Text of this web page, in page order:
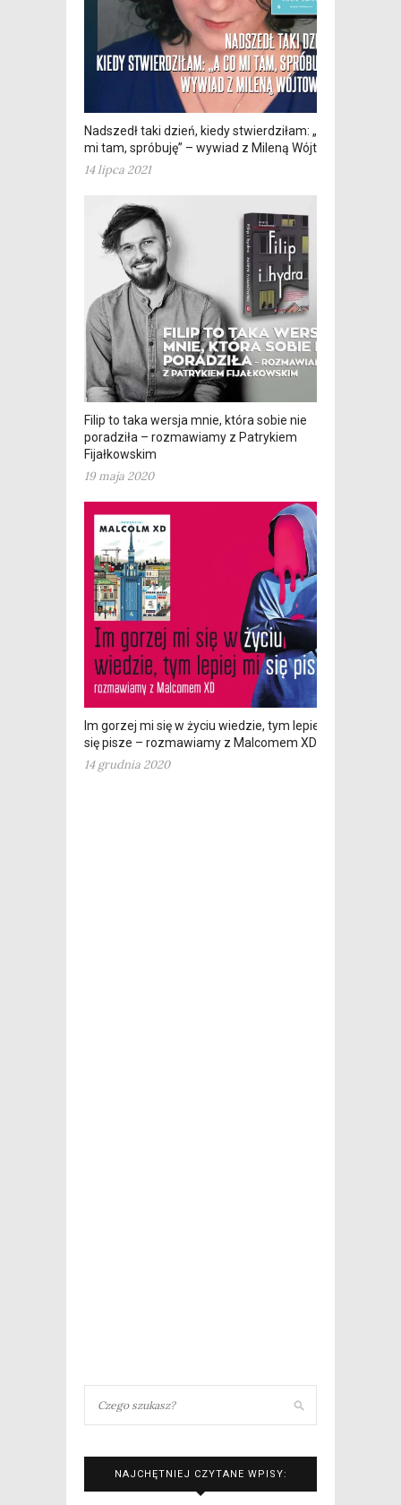
Nadszedł taki dzień, kiedy stwierdziłam: „a co
mi tam, spróbuję” – wywiad z Mileną Wójtowicz
14 lipca 2021
Filip to taka wersja mnie, która sobie nie
poradziła – rozmawiamy z Patrykiem
Fijałkowskim
19 maja 2020
Im gorzej mi się w życiu wiedzie, tym lepiej mi
się pisze – rozmawiamy z Malcomem XD
14 grudnia 2020
NAJCHĘTNIEJ CZYTANE WPISY: